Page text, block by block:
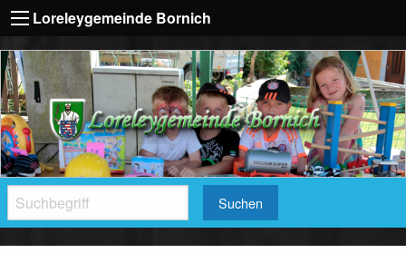
Loreleygemeinde Bornich
Suchen